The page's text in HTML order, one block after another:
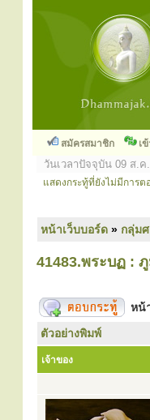
สมัครสมาชิก เ
วันเวลาปัจจุบัน 09 ส.ค
แสดงกระทู้ที่ยังไม่มีการต
หน้าเว็บบอร์ด » กลุ่ม
41483.พระบฏ :
หน้
ตัวอย่างพิมพ์
เจ้าของ